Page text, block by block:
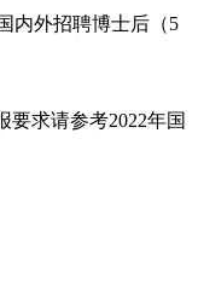
内外招聘博士后（5
要求请参考2022年国